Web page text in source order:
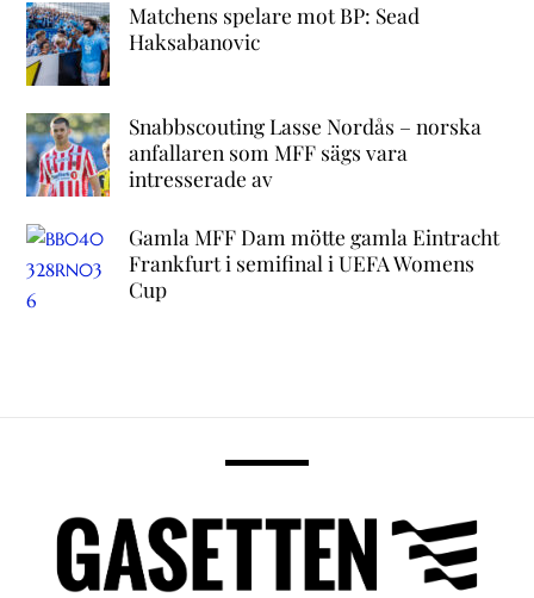
Matchens spelare mot BP: Sead
Haksabanovic
Snabbscouting Lasse Nordås – norska
anfallaren som MFF sägs vara
intresserade av
Gamla MFF Dam mötte gamla Eintracht
Frankfurt i semifinal i UEFA Womens
Cup